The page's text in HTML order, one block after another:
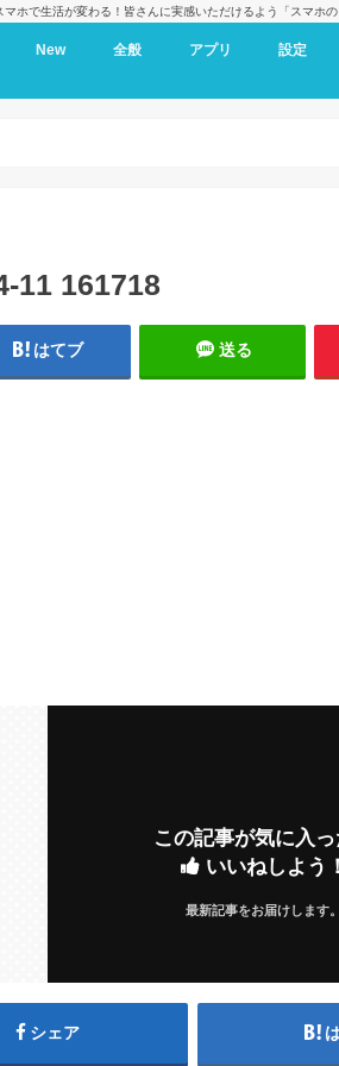
マホで生活が変わる！皆さんに実感いただけるよう「スマホ
New 全般 アプリ 設定
11 161718
はてブ 送る
この記事が気に入っ
いいねしよう！
最新記事をお届けします。
シェア